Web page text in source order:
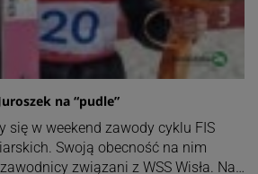
na “pudle”
się w weekend zawody cyklu FIS
Swoją obecność na nim
związani z WSS Wisła. Na…